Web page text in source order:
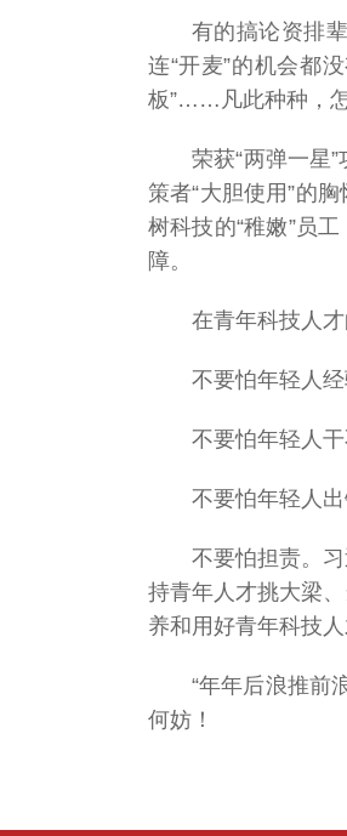
2025毕业典礼
2025我们在国
等你
国科大开展深
神学习教育
国科大2025年
两会时间
共同关注
头图
有的搞论资排
连“开麦”的机会都
板”……凡此种种，怎
荣获“两弹一星
策者“大胆使用”的
树科技的“稚嫩”员
障。
在青年科技人才
不要怕年轻人
不要怕年轻人
不要怕年轻人
不要怕担责。
持青年人才挑大梁
养和用好青年科技
“年年后浪推前
何妨！